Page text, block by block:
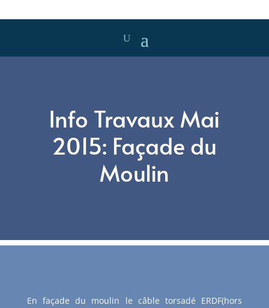
Info Travaux Mai
2015: Façade du
Moulin
En façade du moulin le câble torsadé ERDF(hors